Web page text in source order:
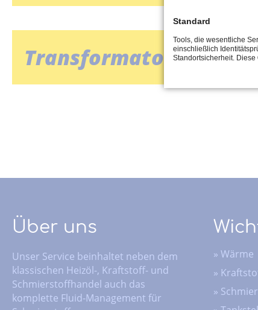
Transformatorenöle
Über uns
Unser Service beinhaltet neben dem
klassischen Heizöl-, Kraftstoff- und
Schmierstoffhandel auch das
komplette Fluid-Management für
»Wärme
»
»
Standard
Tools, die wesentliche
einschließlich
Standortsicherheit. Diese